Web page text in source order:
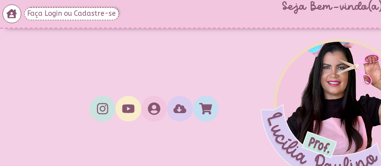
Faça Login ou Cadastre-se Seja Bem-